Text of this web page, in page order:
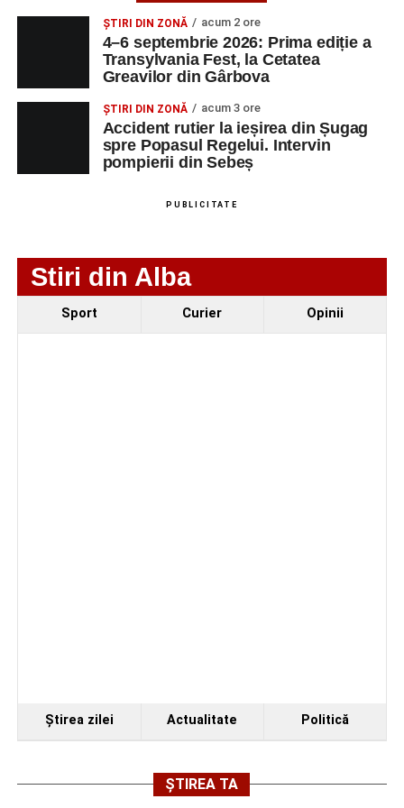
Technology Srl
OPERATOR LA
MASINI-UNELTE
CU COMANDA
NUMERICA
1 0752826367
Ultimele știri din Sebeș
4–6 septembrie 2026: Prima ediție a Transylvania
ȘTIRI DIN ZONĂ acum 2 ore
4–6 septembrie 2026: Prima ediție a
Transylvania Fest, la Cetatea
Greavilor din Gârbova
ȘTIRI DIN ZONĂ acum 3 ore
Accident rutier la ieșirea din Șugag
spre Popasul Regelui. Intervin
pompierii din Sebeș
PUBLICITATE
Stiri din Alba
Sport Curier Opinii
Ştirea zilei Actualitate Politică
ȘTIREA TA